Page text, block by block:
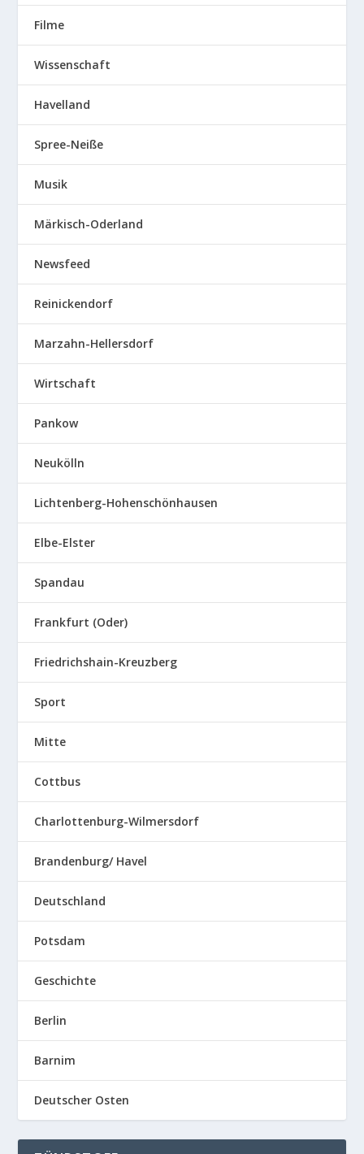
Filme
Wissenschaft
Havelland
Spree-Neiße
Musik
Märkisch-Oderland
Newsfeed
Reinickendorf
Marzahn-Hellersdorf
Wirtschaft
Pankow
Neukölln
Lichtenberg-Hohenschönhausen
Elbe-Elster
Spandau
Frankfurt (Oder)
Friedrichshain-Kreuzberg
Sport
Mitte
Cottbus
Charlottenburg-Wilmersdorf
Brandenburg/ Havel
Deutschland
Potsdam
Geschichte
Berlin
Barnim
Deutscher Osten